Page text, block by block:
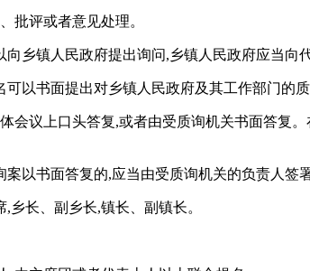
批评或者意见处理。
乡镇人民政府提出询问,乡镇人民政府应当向
以书面提出对乡镇人民政府及其工作部门的
会议上口头答复,或者由受质询机关书面答复
以书面答复的,应当由受质询机关的负责人签
长、副乡长,镇长、副镇长。